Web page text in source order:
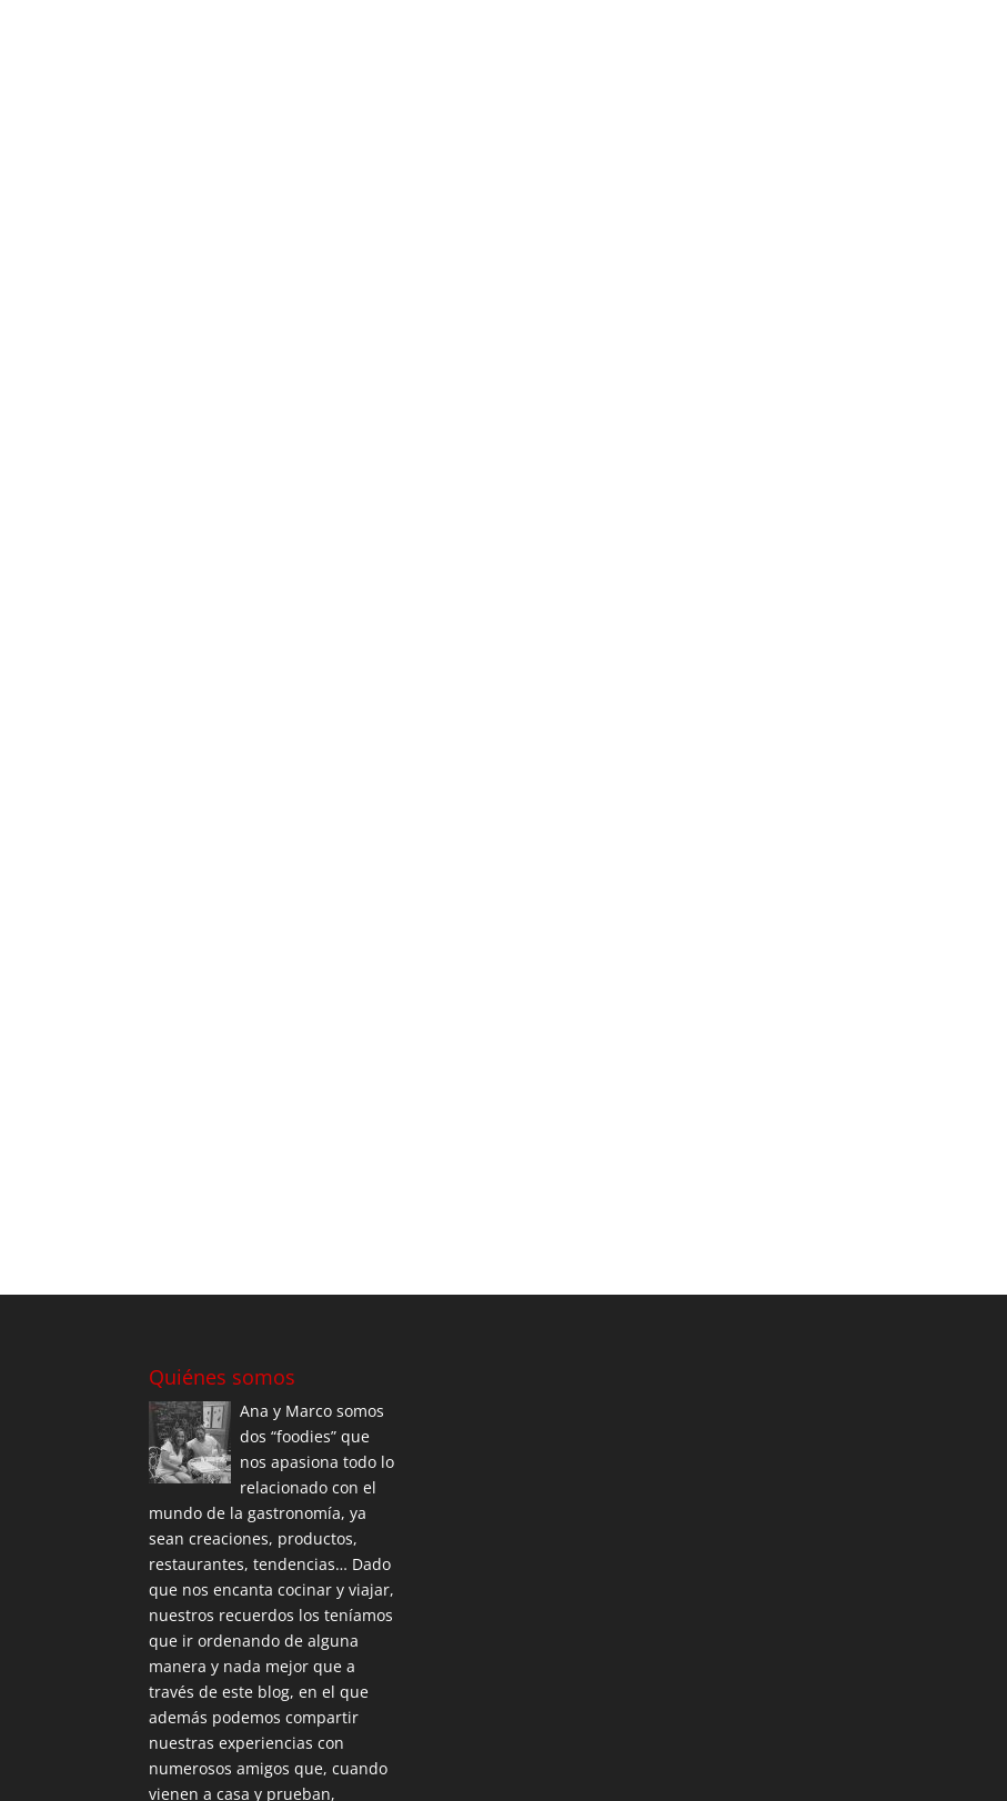
Quiénes somos
Ana y Marco somos
dos “foodies” que
nos apasiona todo lo
relacionado con el
mundo de la gastronomía, ya
sean creaciones, productos,
restaurantes, tendencias… Dado
que nos encanta cocinar y viajar,
nuestros recuerdos los teníamos
que ir ordenando de alguna
manera y nada mejor que a
través de este blog, en el que
además podemos compartir
nuestras experiencias con
numerosos amigos que, cuando
vienen a casa y prueban,